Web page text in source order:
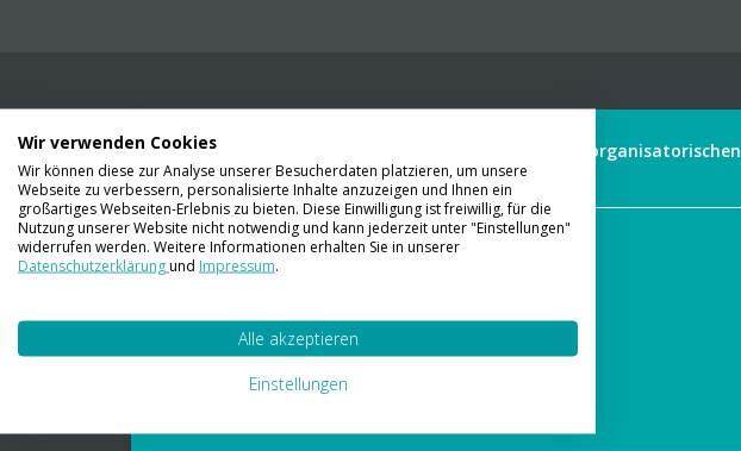
Wir liefern Ihnen Ihre Ware. Abholung ist leider aus organisatorischen
Gründen nicht möglich.
Kontaktieren Sie uns
01 23 06 03 888
info@transpak.at
Verpackungslexikon
Wir verwenden Cookies
Wir können diese zur Analyse unserer Besucherdaten platzieren, um unsere
Webseite zu verbessern, personalisierte Inhalte anzuzeigen und Ihnen ein
großartiges Webseiten-Erlebnis zu bieten. Diese Einwilligung ist freiwillig, für die
Nutzung unserer Website nicht notwendig und kann jederzeit unter "Einstellungen"
widerrufen werden. Weitere Informationen erhalten Sie in unserer
Datenschutzerklärungund Impressum.
Alle akzeptieren
Einstellungen